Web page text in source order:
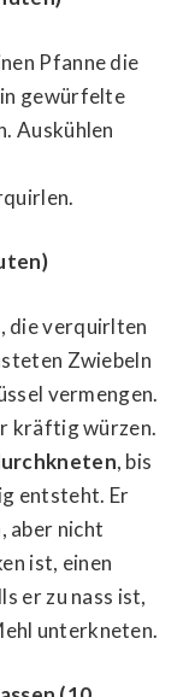
Pfanne die
gewürfelte
Auskühlen
die verquirlten
Zwiebeln
vermengen.
kräftig würzen.
, bis
entsteht. Er
aber nicht
ist, einen
er zu nass ist,
unterkneten.